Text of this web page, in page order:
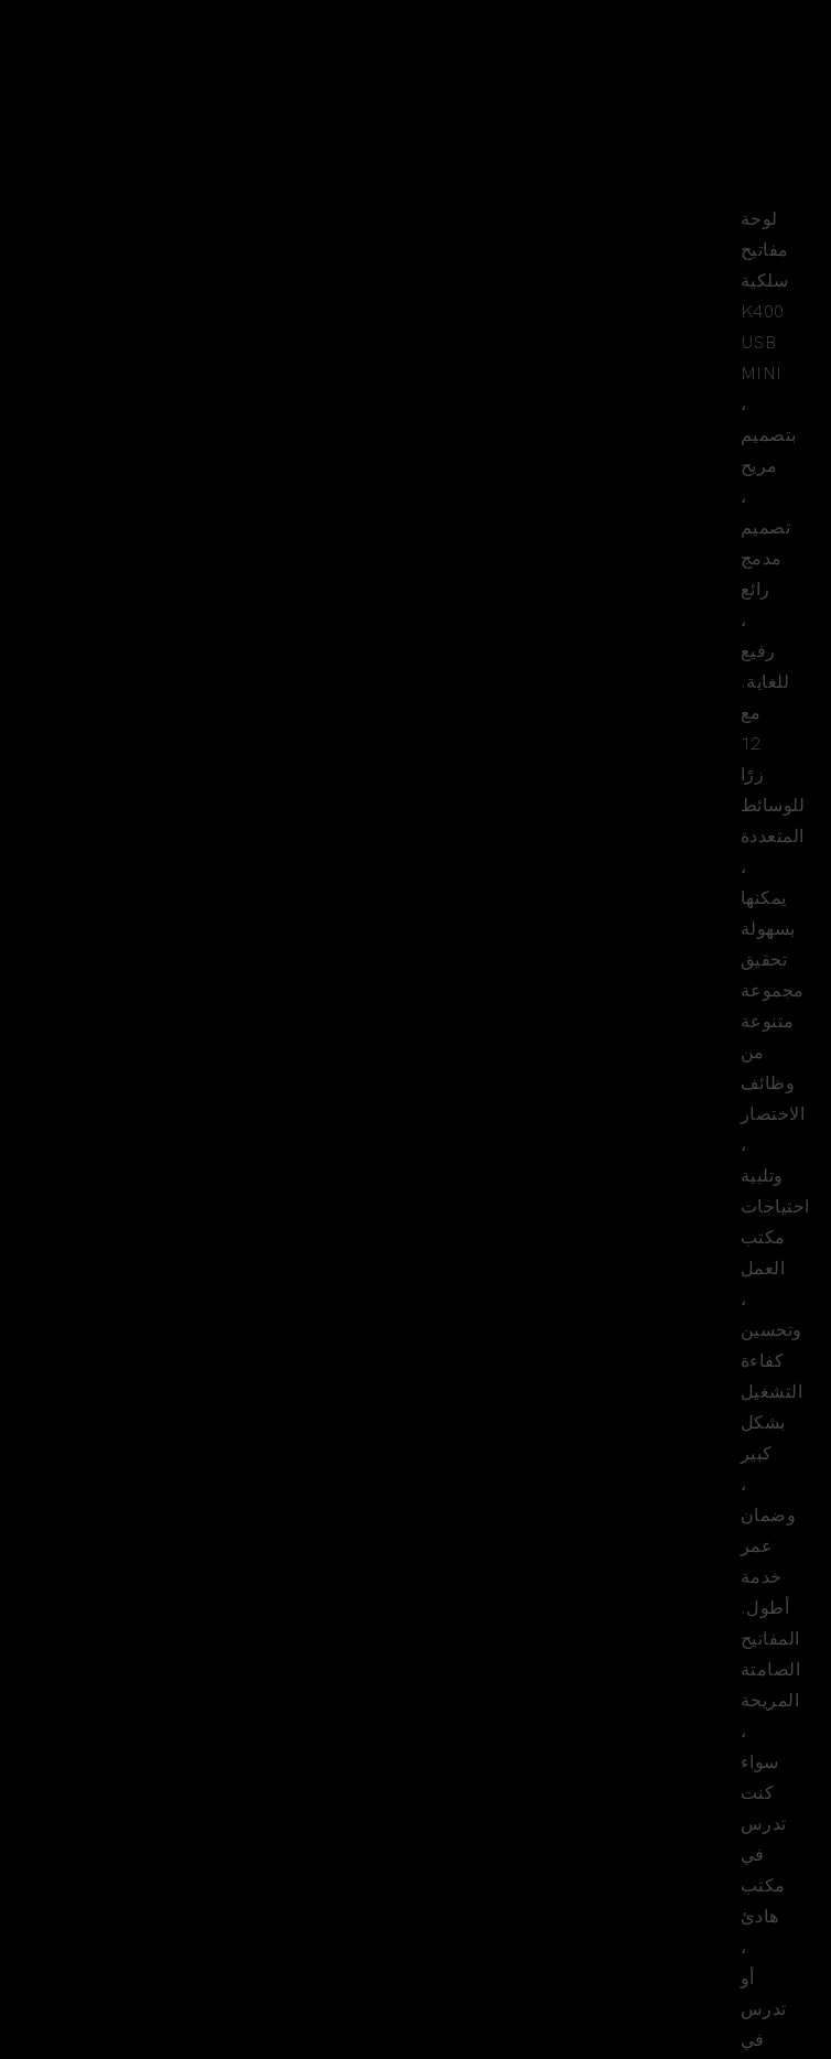
لوحة
مفاتيح
سلكية
K400
USB
MINI
،
بتصميم
مريح
،
تصميم
مدمج
رائع
،
رفيع
للغاية.
مع
12
زرًا
للوسائط
المتعددة
،
يمكنها
بسهولة
تحقيق
مجموعة
متنوعة
من
وظائف
الاختصار
،
وتلبية
احتياجات
مكتب
العمل
،
وتحسين
كفاءة
التشغيل
بشكل
كبير
،
وضمان
عمر
خدمة
أطول.
المفاتيح
الصامتة
المريحة
،
سواء
كنت
تدرس
في
مكتب
هادئ
،
أو
تدرس
في